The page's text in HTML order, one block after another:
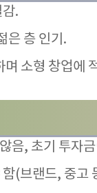
감.
은 층 인기.
소형 창업에
음, 초기 투자
(브랜드, 중고